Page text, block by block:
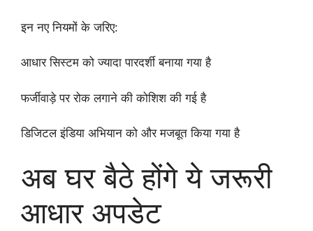
इन नए नियमों के जरिए:
आधार सिस्टम को ज्यादा पारदर्शी बनाया गया है
फर्जीवाड़े पर रोक लगाने की कोशिश की गई है
डिजिटल इंडिया अभियान को और मजबूत किया गया है
अब घर बैठे होंगे ये जरूरी
आधार अपडेट